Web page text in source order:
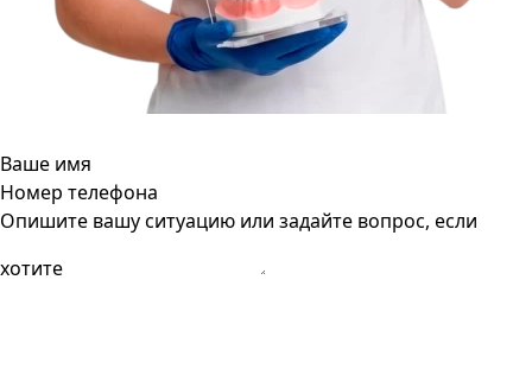
Ваше имя
Номер телефона
Опишите вашу ситуацию или задайте вопрос, если
хотите